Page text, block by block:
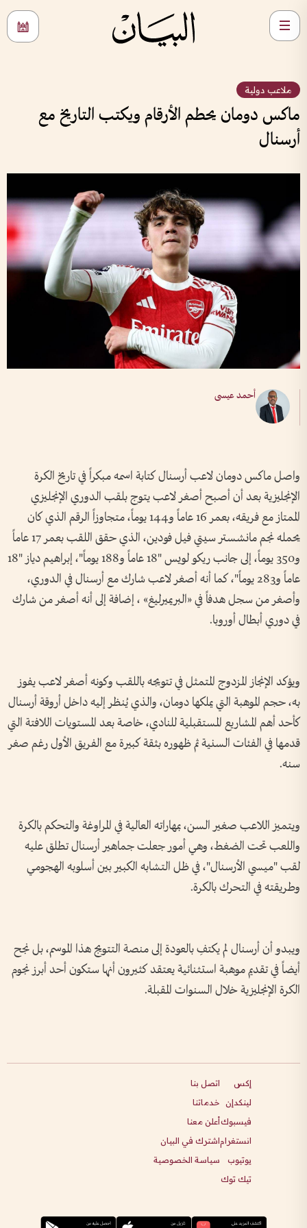
ملاعب دولية
ماكس دومان يحطم الأرقام ويكتب التاريخ مع
أرسنال
أحمد عيسى
واصل ماكس دومان لاعب أرسنال كتابة اسمه مبكراً في تاريخ الكرة
الإنجليزية بعد أن أصبح أصغر لاعب يتوج بلقب الدوري الإنجليزي
الممتاز مع فريقه، بعمر 16 عاماً و144 يوماً، متجاوزاً الرقم الذي كان
يحمله نجم مانشستر سيتي فيل فودين، الذي حقق اللقب بعمر 17 عاماً
و350 يوماً، إلى جانب ريكو لويس "18 عاماً و188 يوماً"، إبراهيم دياز "18
عاماً و283 يوماً"، كما أنه أصغر لاعب شارك مع أرسنال في الدوري،
وأصغر من سجل هدفاً في «البريميرليغ» ، إضافة إلى أنه أصغر من شارك
في دوري أبطال أوروبا.
ويؤكد الإنجاز المزدوج المتمثل في تتويجه باللقب وكونه أصغر لاعب يفوز
به، حجم الموهبة التي يملكها دومان، والذي يُنظر إليه داخل أروقة أرسنال
كأحد أهم المشاريع المستقبلية للنادي، خاصة بعد المستويات اللافتة التي
قدمها في الفئات السنية ثم ظهوره بثقة كبيرة مع الفريق الأول رغم صغر
سنه.
ويتميز اللاعب صغير السن، بمهاراته العالية في المراوغة والتحكم بالكرة
واللعب تحت الضغط، وهي أمور جعلت جماهير أرسنال تطلق عليه
لقب "ميسي الأرسنال"، في ظل التشابه الكبير بين أسلوبه الهجومي
وطريقته في التحرك بالكرة.
ويبدو أن أرسنال لم يكتفِ بالعودة إلى منصة التتويج هذا الموسم، بل نجح
أيضاً في تقديم موهبة استثنائية يعتقد كثيرون أنها ستكون أحد أبرز نجوم
الكرة الإنجليزية خلال السنوات المقبلة.
إكس
لينكدإن
فيسبوك
انستغرام
يوتيوب
تيك توك
اتصل بنا
خدماتنا
أعلن معنا
اشترك في البيان
سياسة الخصوصية